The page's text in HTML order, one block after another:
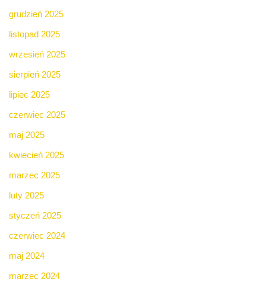
grudzień 2025
listopad 2025
wrzesień 2025
sierpień 2025
lipiec 2025
czerwiec 2025
maj 2025
kwiecień 2025
marzec 2025
luty 2025
styczeń 2025
czerwiec 2024
maj 2024
marzec 2024